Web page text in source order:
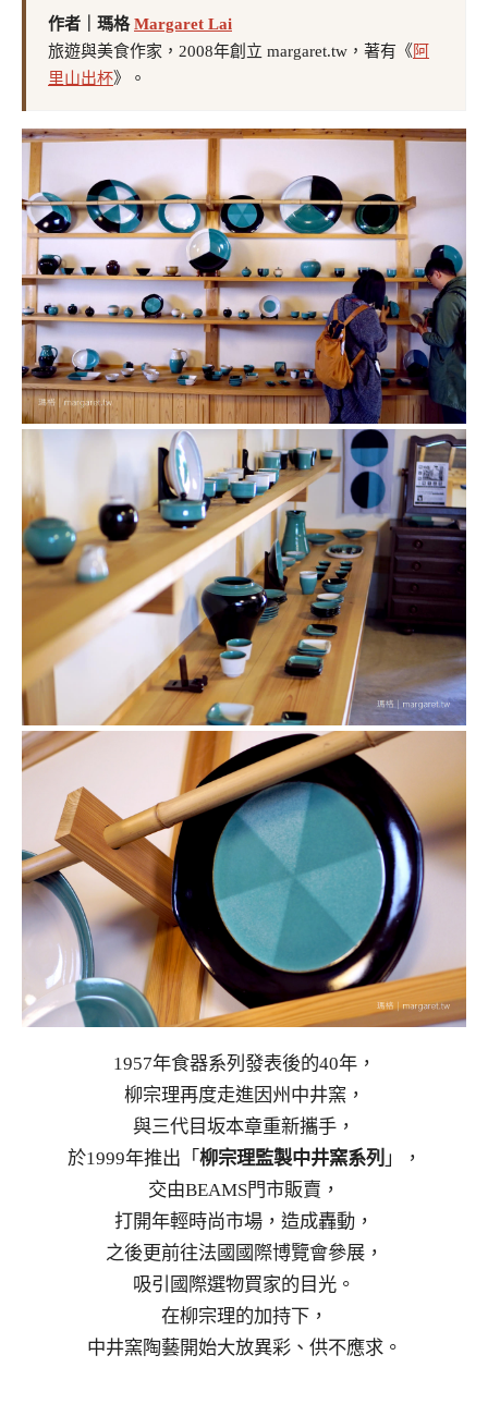
作者｜瑪格Margaret Lai
旅遊與美食作家，2008年創立 margaret.tw，著有《阿
里山出杯》。
1957年食器系列發表後的40年，
柳宗理再度走進因州中井窯，
與三代目坂本章重新攜手，
於1999年推出「 柳宗理監製中井窯系列 」，
交由BEAMS門市販賣，
打開年輕時尚市場，造成轟動，
之後更前往法國國際博覽會參展，
吸引國際選物買家的目光。
在柳宗理的加持下，
中井窯陶藝開始大放異彩、供不應求。